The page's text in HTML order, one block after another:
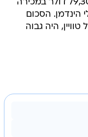
טוויין, "a tramp abroad", ב-79,300 דולר במכירה
הינדמן. הסכום
היה גבוה